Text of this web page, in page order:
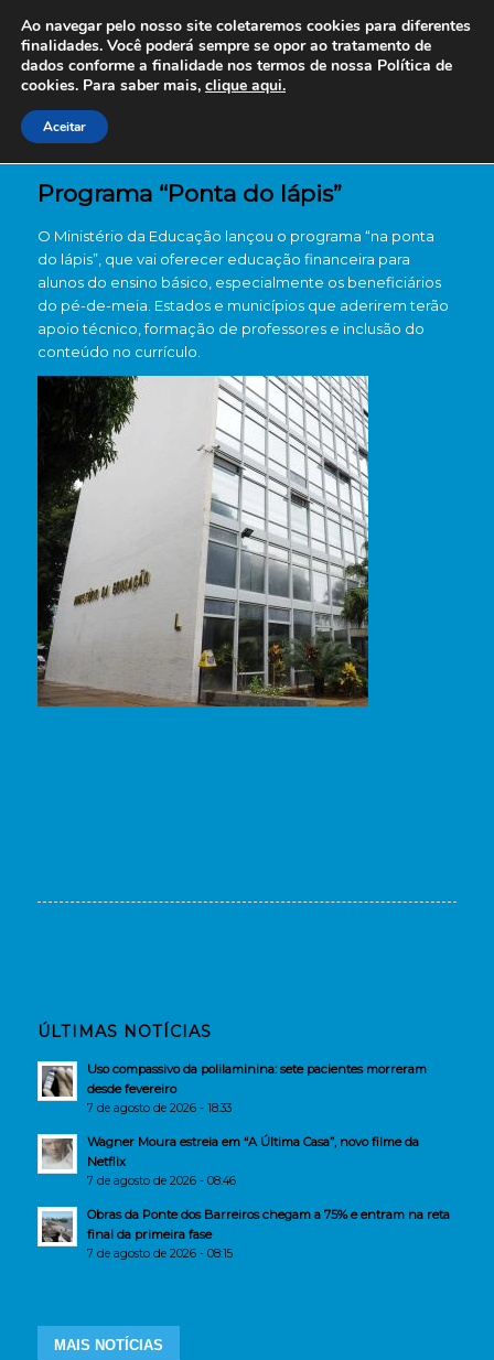
Programa “Ponta do lápis”
O Ministério da Educação lançou o programa “na ponta
do lápis”, que vai oferecer educação financeira para
alunos do ensino básico, especialmente os beneficiários
do pé-de-meia. Estados e municípios que aderirem terão
apoio técnico, formação de professores e inclusão do
conteúdo no currículo.
ÚLTIMAS NOTÍCIAS
Uso compassivo da polilaminina: sete pacientes morreram
desde fevereiro
7 de agosto de 2026 - 18:33
Wagner Moura estreia em “A Última Casa”, novo filme da
Netflix
7 de agosto de 2026 - 08:46
Obras da Ponte dos Barreiros chegam a 75% e entram na reta
final da primeira fase
7 de agosto de 2026 - 08:15
MAIS NOTÍCIAS
Ao navegar pelo nosso site coletaremos cookies para diferentes
finalidades. Você poderá sempre se opor ao tratamento de
dados conforme a finalidade nos termos de nossa Política de
cookies. Para saber mais, clique aqui.
Aceitar